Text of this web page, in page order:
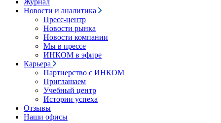
Журнал
Новости и аналитика
Пресс-центр
Новости рынка
Новости компании
Мы в прессе
ИНКОМ в эфире
Карьера
Партнерство с ИНКОМ
Приглашаем
Учебный центр
Истории успеха
Отзывы
Наши офисы